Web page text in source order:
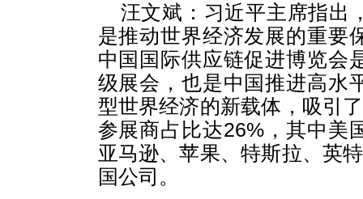
汪文斌：习近平主席指出
是推动世界经济发展的重要
中国国际供应链促进博览会
级展会，也是中国推进高水
型世界经济的新载体，吸引
参展商占比达26%，其中美
亚马逊、苹果、特斯拉、英
国公司。